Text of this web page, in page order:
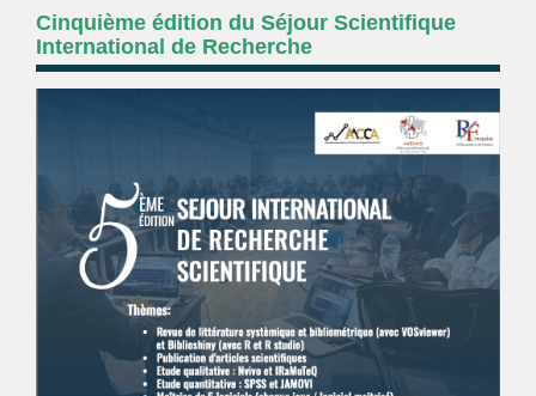
Cinquième édition du Séjour Scientifique
International de Recherche